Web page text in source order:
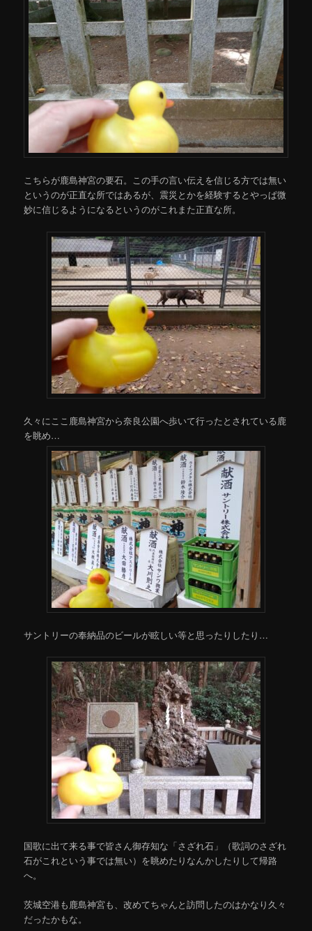
こちらが鹿島神宮の要石。この手の言い伝えを信じる方では無い
というのが正直な所ではあるが、震災とかを経験するとやっぱ微
妙に信じるようになるというのがこれまた正直な所。
久々にここ鹿島神宮から奈良公園へ歩いて行ったとされている鹿
を眺め…
サントリーの奉納品のビールが眩しい等と思ったりしたり…
国歌に出て来る事で皆さん御存知な「さざれ石」（歌詞のさざれ
石がこれという事では無い）を眺めたりなんかしたりして帰路
へ。
茨城空港も鹿島神宮も、改めてちゃんと訪問したのはかなり久々
だったかもな。